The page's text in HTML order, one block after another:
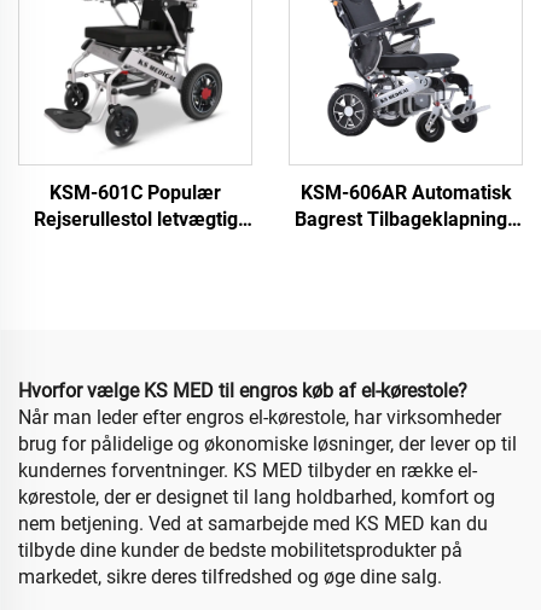
KSM-601C Populær
Rejserullestol letvægtig
KSM-606AR Automatisk
Bagrest Tilbageklapnings
Hvorfor vælge KS MED til engros køb af el-kørestole?
Når man leder efter engros el-kørestole, har virksomheder
brug for pålidelige og økonomiske løsninger, der lever op til
kundernes forventninger. KS MED tilbyder en række el-
kørestole, der er designet til lang holdbarhed, komfort og
nem betjening. Ved at samarbejde med KS MED kan du
tilbyde dine kunder de bedste mobilitetsprodukter på
markedet, sikre deres tilfredshed og øge dine salg.